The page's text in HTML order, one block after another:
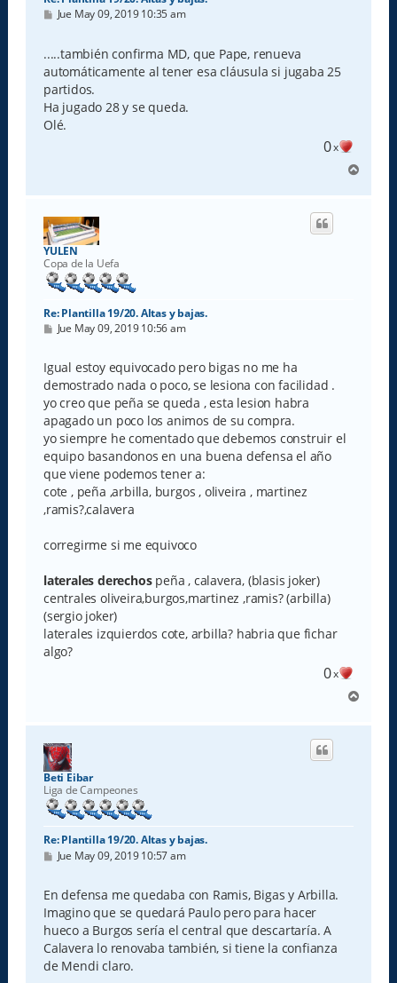
M
a
j
e
Jue May 09, 2019 10:35 am
.....también confirma MD, que Pape, renueva
automáticamente al tener esa cláusula si jugaba 25
partidos.
Ha jugado 28 y se queda.
Olé.
0x
r
YULEN
Copa de la Uefa
Re: Plantilla 19/20. Altas y bajas.
M
s
a
j
e
Jue May 09, 2019 10:56 am
Igual estoy equivocado pero bigas no me ha
demostrado nada o poco, se lesiona con facilidad .
yo creo que peña se queda , esta lesion habra
apagado un poco los animos de su compra.
yo siempre he comentado que debemos construir el
equipo basandonos en una buena defensa el año
que viene podemos tener a:
cote , peña ,arbilla, burgos , oliveira , martinez
,ramis?,calavera
corregirme si me equivoco
laterales derechospeña , calavera, (blasis joker)
centrales oliveira,burgos,martinez ,ramis? (arbilla)
(sergio joker)
laterales izquierdos cote, arbilla? habria que fichar
algo?
0x
r
Beti Eibar
Liga de Campeones
Re: Plantilla 19/20. Altas y bajas.
M
s
a
j
e
Jue May 09, 2019 10:57 am
En defensa me quedaba con Ramis, Bigas y Arbilla.
Imagino que se quedará Paulo pero para hacer
hueco a Burgos sería el central que descartaría. A
Calavera lo renovaba también, si tiene la confianza
de Mendi claro.